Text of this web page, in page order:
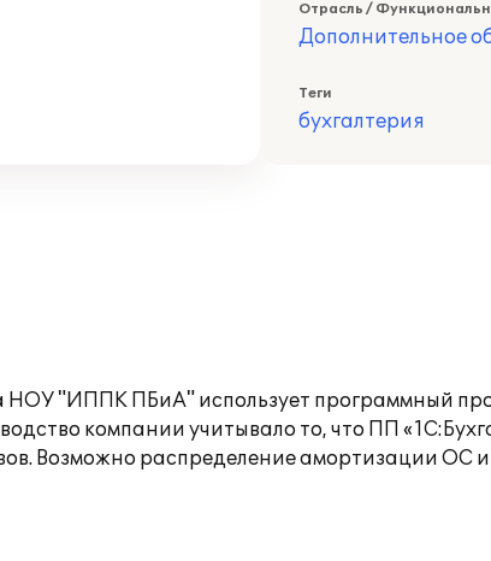
Отрасль /
Дополнительное
Теги
бухгалтерия
НОУ "ИППК ПБиА" использует программный
компании учитывало то, что ПП
Возможно распределение амортизации ОС